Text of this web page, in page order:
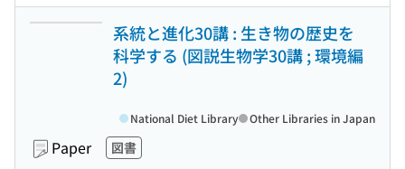
系統と進化30講 : 生き物の歴史を
科学する (図説生物学30講 ; 環境編
2)
Paper 図書
National Diet Library Other Libraries in Japan